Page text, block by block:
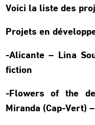
Voici la liste des
Projets en
-Alicante – Lina
fiction
-Flowers of the
Miranda (Cap-Vert)